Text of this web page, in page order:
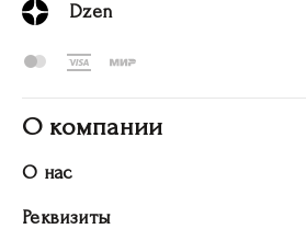
Dzen
О компании
О нас
Реквизиты